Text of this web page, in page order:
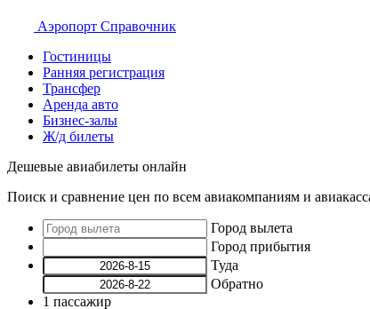
Аэропорт Справочник
Гостиницы
Ранняя регистрация
Трансфер
Аренда авто
Бизнес-залы
Ж/д билеты
Дешевые авиабилеты онлайн
Поиск и сравнение цен по всем авиакомпаниям и
Город вылета
Город прибытия
Туда
Обратно
1 пассажир